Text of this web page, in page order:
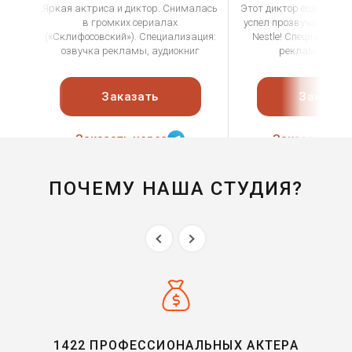
Яркая актриса и диктор. Снималась
в громких сериалах
(«Склифосовский»). Специализация:
озвучка рекламы, аудиокниг
Заказать
Заказать через
Этот диктор ещё
успел прозвучать в
Nestle!
рекламы,
Заказать
ПОЧЕМУ НАША СТУДИЯ?
1422 ПРОФЕССИОНАЛЬНЫХ АКТЕРА